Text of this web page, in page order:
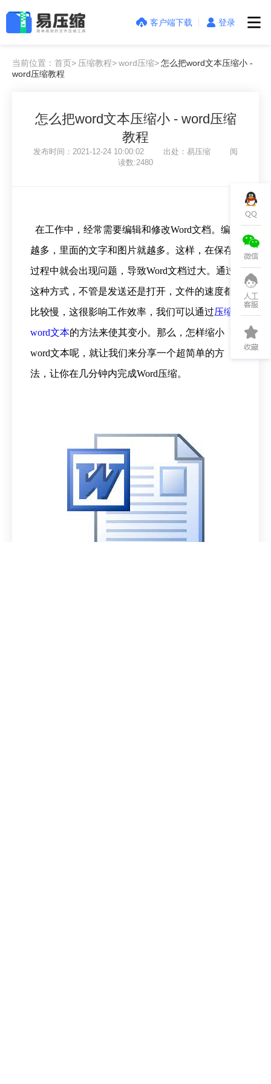
客户端下载 登录
当前位置：首页> 压缩教程>word压缩>怎么把word文本压缩小 -
word压缩教程
怎么把word文本压缩小 - word压缩
教程
发布时间：2021-12-24 10:00:02 出处：易压缩 阅
读数:2480
在工作中，经常需要编辑和修改Word文档。编辑
越多，里面的文字和图片就越多。这样，在保存
过程中就会出现问题，导致Word文档过大。通过
这种方式，不管是发送还是打开，文件的速度都
比较慢，这很影响工作效率，我们可以通过压缩
word文本的方法来使其变小。那么，怎样缩小
word文本呢，就让我们来分享一个超简单的方
法，让你在几分钟内完成Word压缩。